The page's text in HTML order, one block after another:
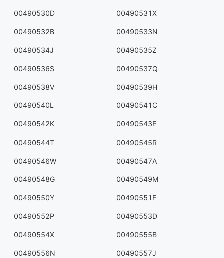
00490530D 00490531X
00490532B 00490533N
00490534J 00490535Z
00490536S 00490537Q
00490538V 00490539H
00490540L 00490541C
00490542K 00490543E
00490544T 00490545R
00490546W 00490547A
00490548G 00490549M
00490550Y 00490551F
00490552P 00490553D
00490554X 00490555B
00490556N 00490557J